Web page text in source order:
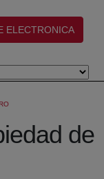
en nueva ventana)
ELECTRONICA
de